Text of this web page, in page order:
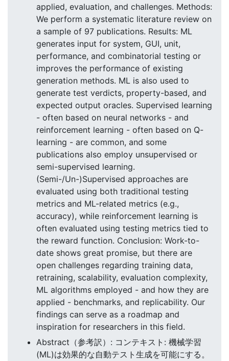
applied, evaluation, and challenges. Methods:
We perform a systematic literature review on
a sample of 97 publications. Results: ML
generates input for system, GUI, unit,
performance, and combinatorial testing or
improves the performance of existing
generation methods. ML is also used to
generate test verdicts, property-based, and
expected output oracles. Supervised learning
- often based on neural networks - and
reinforcement learning - often based on Q-
learning - are common, and some
publications also employ unsupervised or
semi-supervised learning.
(Semi-/Un-)Supervised approaches are
evaluated using both traditional testing
metrics and ML-related metrics (e.g.,
accuracy), while reinforcement learning is
often evaluated using testing metrics tied to
the reward function. Conclusion: Work-to-
date shows great promise, but there are
open challenges regarding training data,
retraining, scalability, evaluation complexity,
ML algorithms employed - and how they are
applied - benchmarks, and replicability. Our
findings can serve as a roadmap and
inspiration for researchers in this field.
Abstract（参考訳）: コンテキスト: 機械学習
(ML)は効果的な自動テスト生成を可能にする。